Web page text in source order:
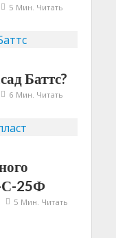
5 Мин. Читать
Баттс?
6 Мин. Читать
С-25Ф
5 Мин. Читать